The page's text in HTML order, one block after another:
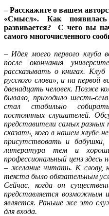
– Расскажите о вашем
«Смысл». Как
развивается? С чего вы
самого многочисленного
– Идея моего первого клуба
после окончания
рассказывать о книгах.
русского слова», и на первой
двенадцать человек. Позже
бывало, приходило шесть-
стал стабильно
постоянных слушателей.
представители самых разных
сказать, кого в нашем клубе
присутствовать и
литература тем и
профессиональный ценз здесь
– желание читать. К слову,
текста было обязательным
Сейчас, когда он
представляется возможным
является. Раньше же это
для входа.